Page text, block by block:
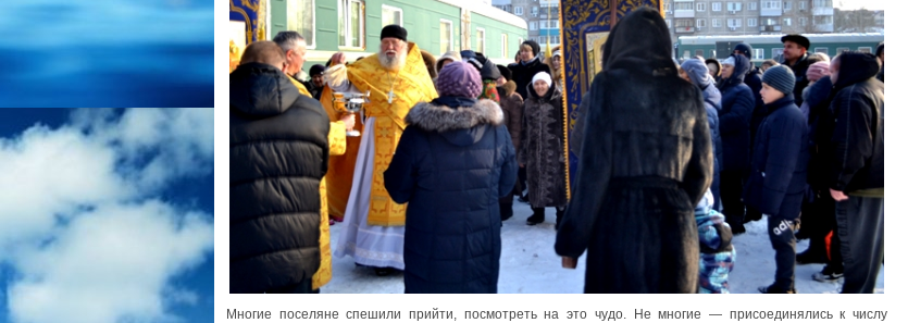
Многие поселяне спешили прийти, посмотреть на это чудо. Не многие — присоединялись к числу